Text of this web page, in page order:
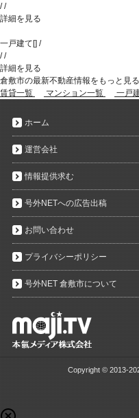
//
詳細を見る
一戸建て [] /
//
詳細を見る
倉敷市の最新不動産情報をもっと見る
賃貸一覧
マンション一覧 一戸
ホーム
運営会社
情報提供求む
号外NETへの広告出稿
お問い合わせ
プライバシーポリシー
号外NET 倉敷市について
Copyright © 2013-